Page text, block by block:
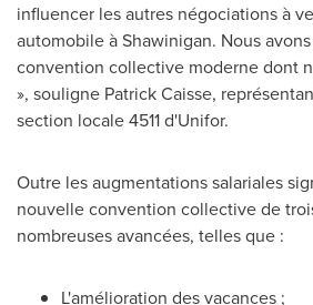
influencer les autres négociations à
automobile àShawinigan. Nous
convention collective moderne dont
», souligne Patrick Caisse,
section locale 4511 d'Unifor.
Outre les augmentations salariales
nouvelle convention collective de
nombreuses avancées, telles que :
L'amélioration des vacances ;